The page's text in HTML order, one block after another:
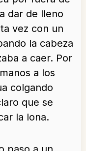
dar de lleno
vez con un
la cabeza
a caer. Por
a los
colgando
que se
la lona.